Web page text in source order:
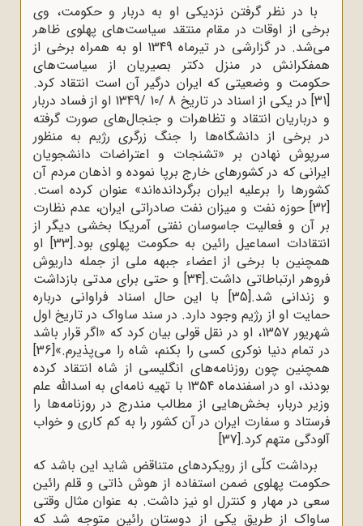
با در نظر گرفتن نزدیکی او به دربار و حکومت، وی
برخی از اوقات در مقام منتقد سیاست‌های پهلوی ظاهر
می‌شد. در گزارشی در تیرماه 1349 او به همراه برخی از
همفکرانش در منزل دکتر بصیریان از سیاست‌های
حکومت و وضعیتی که ایران درگیر آن است انتقاد کرد.
[31]
در یکی از اسناد در تاریخ 8 /10 /1349 او از فساد دربار
و درباریان انتقاد و تظاهرات و جنجال‌های صورت گرفته
در برخی از دانشگاه‌ها را جنگ زرگری رژیم به منظور
سرپوش نهادن بر «تشنجات و اعتراضات دانشجویان
ایرانی که در کشورهای خارج برپا نموده و اذهان مردم آن
کشورها را برعلیه ایران برگردانده‌اند» عنوان کرده است.
[32]
حوزه نفت و میزان نفت صادراتی ایران، عدم نظارت
بر آن و فعالیت جاسوسان نفتی آمریکا بخشی دیگر از
انتقادات اسماعیل رائین به حکومت پهلوی بود.[33]
او
همچنین با برخی از اعضاء جبهه ملی از جمله داریوش
فروهر ارتباطاتی داشت.[34]
و حتی برای مدتی بازداشت
و زندانی شد.[35]
با این حال اسناد فراوانی درباره
حمایت او از رژیم وجود دارد. در سند ساواک در تاریخ اول
شهریور 1357، او در نقل قولی بیان کرد که «اگر قرار باشد
در تمام دنیا نوکری کسی را بکنم، شاه را می‌پذیرم.»[36]
همچنین چون روزنامه‌های انگلیسی از شاه انتقاد کرده
بودند، او در اسفندماه 1354 با تهیه نامه‌ای به اسدالله علم
وزیر دربار، بخش‌هایی از مطالب مندرج در روزنامه‌ها را
فرستاد و سفارت ایران در آن کشور را به کم کاری و خواب
آلودگی متهم کرد.[37]
برداشت کلّی از رویکردهای متناقض شاید این باشد که
حکومت پهلوی ضمن استفاده از هوش ذاتی و قلم رائین
سعى در مهار و کنترل او نیز داشت. به عنوان مثال وقتی
ساواک از طریق یکی از دوستان رائین متوجه شد که